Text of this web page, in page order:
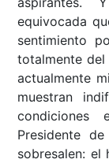
equivocada
sentimiento
totalmente
actualmente
muestran
condiciones
Presidente
sobresalen: el